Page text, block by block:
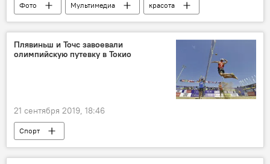
Фото Мультимедиа
красота
модель
Пабло Пикассо мода
Плявиньш и Точс завоевали
олимпийскую путевку в Токио
21 сентября 2019, 18:46
Спорт